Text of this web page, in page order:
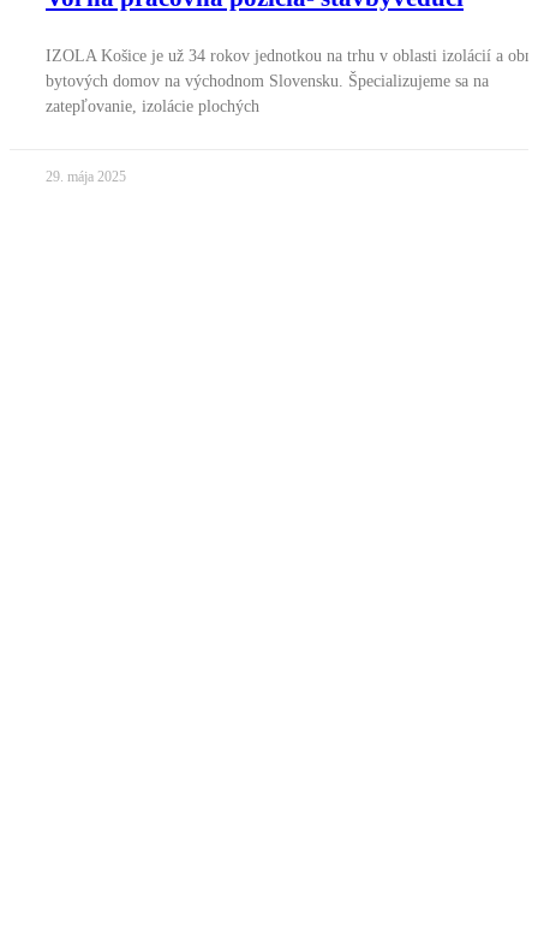
IZOLA Košice je už 34 rokov jednotkou na trhu v oblasti izolácií a
bytových domov na východnom Slovensku. Špecializujeme sa na
zatepľovanie, izolácie plochých
29. mája 2025